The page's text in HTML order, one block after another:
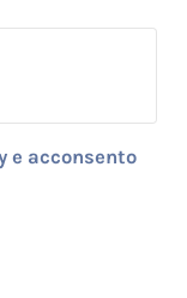
e acconsento